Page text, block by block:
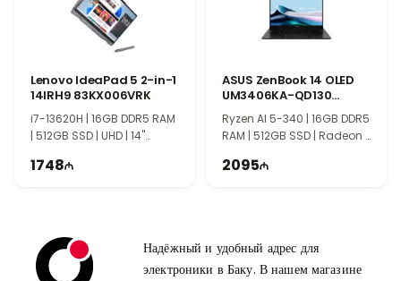
Lenovo IdeaPad 5 2-in-1
14IRH9 83KX006VRK
i7-13620H | 16GB DDR5 RAM
| 512GB SSD | UHD | 14"
1748
ASUS ZenBook 14 OLED
UM3406KA-QD130
90NB14U1-M007L0
Ryzen AI 5-340 | 16GB DDR5
RAM | 512GB SSD | Radeon |
2095
Надёжный и удобный адрес для
электроники в Баку. В нашем магазине